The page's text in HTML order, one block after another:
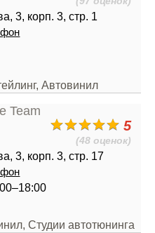
3, корп. 3, стр. 1
Автовинил
5
(48 оценок)
3, корп. 3, стр. 17
Студии автотюнинга